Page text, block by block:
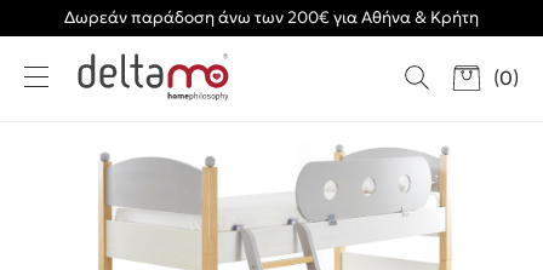
Δωρεάν παράδοση άνω των 200€ για Αθήνα & Κρήτη
(0)